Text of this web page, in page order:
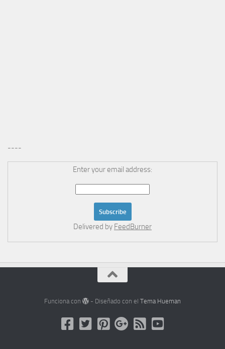
----
Enter your email address:
Delivered by FeedBurner
Funciona con - Diseñado con elTema Hueman